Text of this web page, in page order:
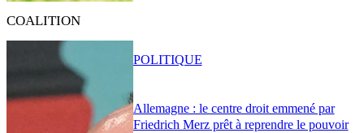
COALITION
Allemagne : le centre droit emmené par
Friedrich Merz prêt à reprendre le pouvoir
POLITIQUE